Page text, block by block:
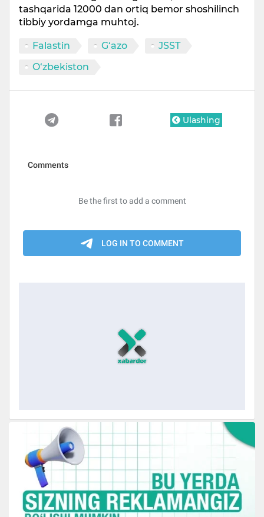
tashqarida 12000 dan ortiq bemor shoshilinch
tibbiy yordamga muhtoj.
Falastin G‘azo
JSST
O‘zbekiston
Ulashing